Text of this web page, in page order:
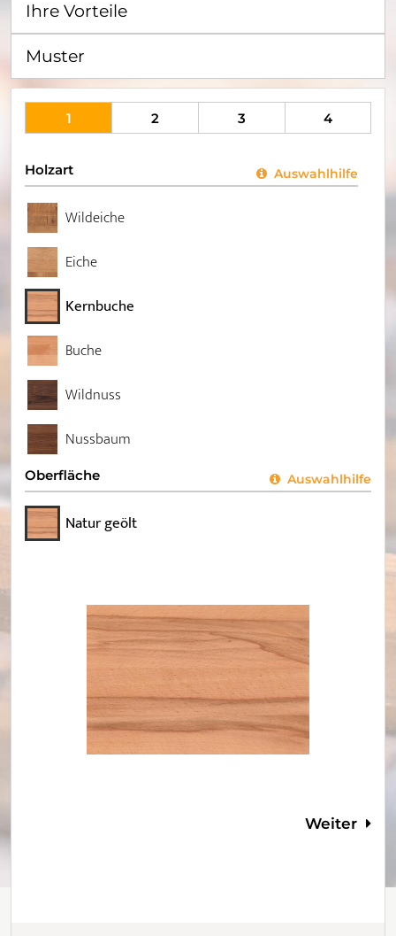
Ihre Vorteile
Muster
1 2 3 4
Holzart Auswahlhilfe
Wildeiche
Eiche
Kernbuche
Buche
Wildnuss
Nussbaum
Oberfläche Auswahlhilfe
Natur geölt
Weiter